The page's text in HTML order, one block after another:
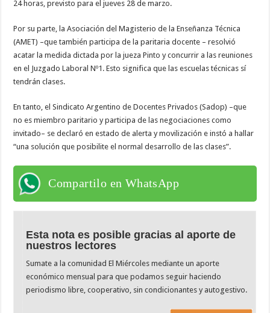
24 horas, previsto para el jueves 28 de marzo.
Por su parte, la Asociación del Magisterio de la Enseñanza Técnica
(AMET) –que también participa de la paritaria docente – resolvió
acatar la medida dictada por la jueza Pinto y concurrir a las reuniones
en el Juzgado Laboral Nº1. Esto significa que las escuelas técnicas sí
tendrán clases.
En tanto, el Sindicato Argentino de Docentes Privados (Sadop) –que
no es miembro paritario y participa de las negociaciones como
invitado– se declaró en estado de alerta y movilización e instó a hallar
“una solución que posibilite el normal desarrollo de las clases”.
Compartilo en WhatsApp
Esta nota es posible gracias al aporte de
nuestros lectores
Sumate a la comunidad El Miércoles mediante un aporte
económico mensual para que podamos seguir haciendo
periodismo libre, cooperativo, sin condicionantes y autogestivo.